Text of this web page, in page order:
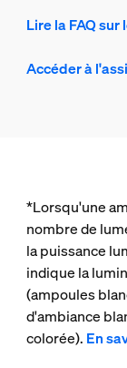
Lire la FAQ
Accéder à
*Lorsqu'une
nombre de
la puissance
indique la
(ampoules
d'ambiance
colorée). En